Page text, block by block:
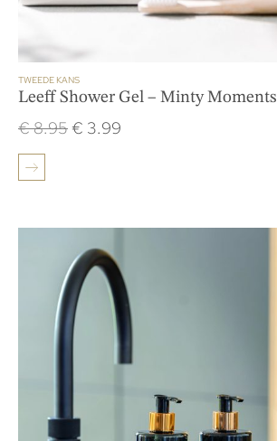
TWEEDE KANS
Leeff Shower Gel – Minty Moments
€8.95€ 3.99